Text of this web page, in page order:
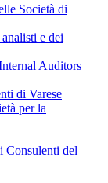
Società di
e dei
Auditors
di Varese
per la
Consulenti del